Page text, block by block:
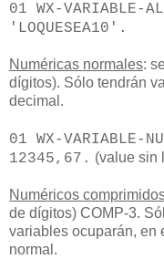
01 WX-VARIABLE-
'LOQUESEA10'.
Numéricas normales:
dígitos). Sólo tendrán
decimal.
01 WX-VARIABLE-
12345,67. (value sin
Numéricos
de dígitos) COMP-3.
variables ocuparán, en
normal.